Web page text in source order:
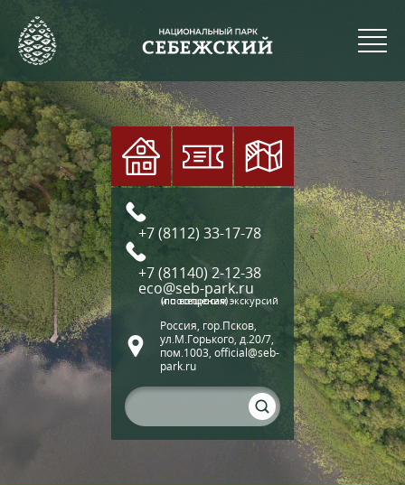
+7 (8112) 33-17-78
+7 (81140) 2-12-38
eco@seb-park.ru
(по вопросам экскурсий и посещения)
Россия, гор.Псков,
ул.М.Горького, д.20/7,
пом.1003, official@seb-
park.ru